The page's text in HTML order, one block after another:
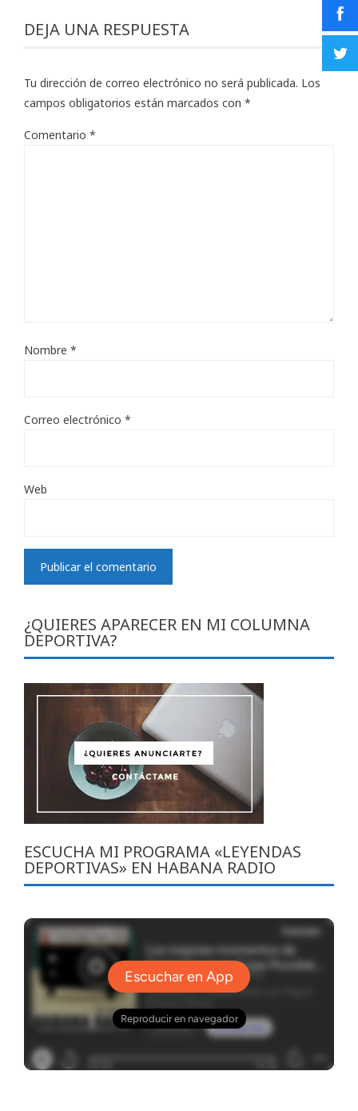
DEJA UNA RESPUESTA
Tu dirección de correo electrónico no será publicada. Los
campos obligatorios están marcados con *
Comentario *
Nombre *
Correo electrónico *
Web
¿QUIERES APARECER EN MI COLUMNA
DEPORTIVA?
ESCUCHA MI PROGRAMA «LEYENDAS
DEPORTIVAS» EN HABANA RADIO